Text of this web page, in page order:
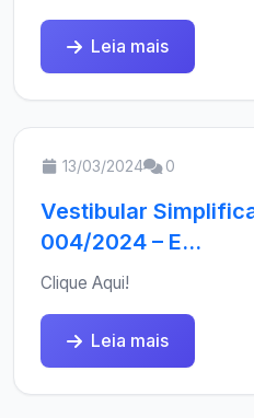
Leia mais
13/03/2024 0
Vestibular
004/2024 – E...
Clique Aqui!
Leia mais